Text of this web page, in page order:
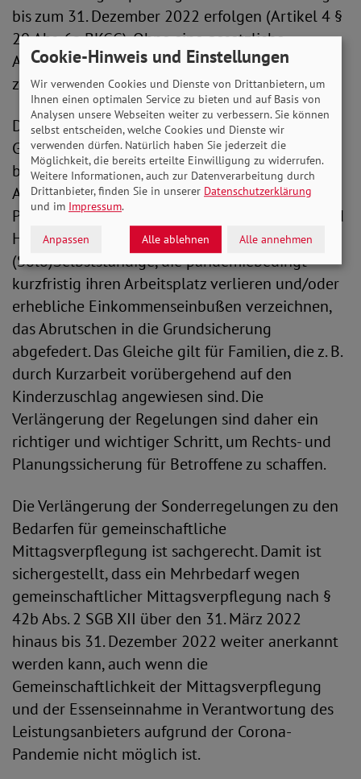
bis zum 31. Dezember 2022 erfolgen (Artikel 4 §
20 Abs. 6a BKGG). Ohne eine gesetzliche
Anpassung würden die derzeitigen Regelungen
zum 31. März 2022 auslaufen.
Die Verlängerung des erleichterten Zugangs zur
Grundsicherung bis Ende des Jahres 2022
befürwortet der SoVD ausdrücklich. Durch das
Aussetzen der Vermögensprüfung und der
Prüfung auf Angemessenheit der Unterkunft und
Heizung wird z. B. für Arbeitnehmer*innen oder
(Solo)Selbstständige, die pandemiebedingt
kurzfristig ihren Arbeitsplatz verlieren und/oder
erhebliche Einkommenseinbußen verzeichnen,
das Abrutschen in die Grundsicherung
abgefedert. Das Gleiche gilt für Familien, die z. B.
durch Kurzarbeit vorübergehend auf den
Kinderzuschlag angewiesen sind. Die
Verlängerung der Regelungen sind daher ein
richtiger und wichtiger Schritt, um Rechts- und
Planungssicherung für Betroffene zu schaffen.
Die Verlängerung der Sonderregelungen zu den
Bedarfen für gemeinschaftliche
Mittagsverpflegung ist sachgerecht. Damit ist
sichergestellt, dass ein Mehrbedarf wegen
gemeinschaftlicher Mittagsverpflegung nach §
42b Abs. 2 SGB XII über den 31. März 2022
hinaus bis 31. Dezember 2022 weiter anerkannt
werden kann, auch wenn die
Gemeinschaftlichkeit der Mittagsverpflegung
und der Essenseinnahme in Verantwortung des
Leistungsanbieters aufgrund der Corona-
Pandemie nicht möglich ist.
Cookie-Hinweis und Einstellungen
Wir verwenden Cookies und Dienste von Drittanbietern, um
Ihnen einen optimalen Service zu bieten und auf Basis von
Analysen unsere Webseiten weiter zu verbessern. Sie können
selbst entscheiden, welche Cookies und Dienste wir
verwenden dürfen. Natürlich haben Sie jederzeit die
Möglichkeit, die bereits erteilte Einwilligung zu widerrufen.
Weitere Informationen, auch zur Datenverarbeitung durch
Drittanbieter, finden Sie in unserer Datenschutzerklärung
und im Impressum.
Anpassen Alle ablehnen Alle annehmen